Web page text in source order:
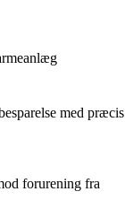
med præcis
forurening fra